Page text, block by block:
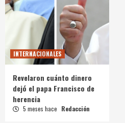
INTERNACIONALES
Revelaron cuánto dinero
dejó el papa Francisco de
herencia
5 meses hace Redacción